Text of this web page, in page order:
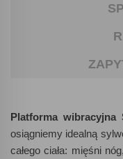
Platforma wibracyjna
osiągniemy idealną
całego ciała: mięśni